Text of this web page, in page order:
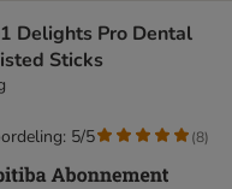
Delights Pro Dental
Sticks
5/5 (8)